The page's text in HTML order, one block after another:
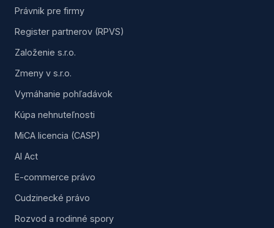
Právnik pre firmy
Register partnerov (RPVS)
Založenie s.r.o.
Zmeny v s.r.o.
Vymáhanie pohľadávok
Kúpa nehnuteľnosti
MiCA licencia (CASP)
AI Act
E-commerce právo
Cudzinecké právo
Rozvod a rodinné spory